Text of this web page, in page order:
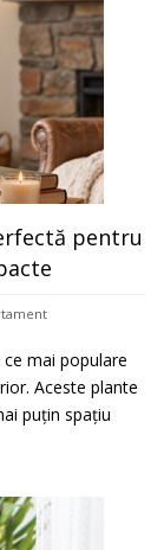
pentru
mai populare
Aceste plante
puțin spațiu